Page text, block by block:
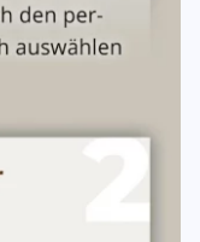
pro
Die
Sturm oder
werden.
Kratzer die
Pauschalen